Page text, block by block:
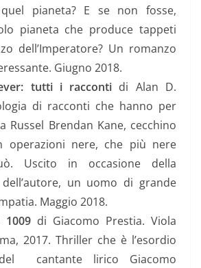
pianeta? E se non fosse,
pianeta che produce tappeti
dell’Imperatore? Un romanzo
Giugno 2018.
tutti i racconti di Alan D.
di racconti che hanno per
Russel Brendan Kane, cecchino
operazioni nere, che più nere
Uscito in occasione della
un uomo di grande
Maggio 2018.
1009 di Giacomo Prestia. Viola
2017. Thriller che è l’esordio
cantante lirico Giacomo